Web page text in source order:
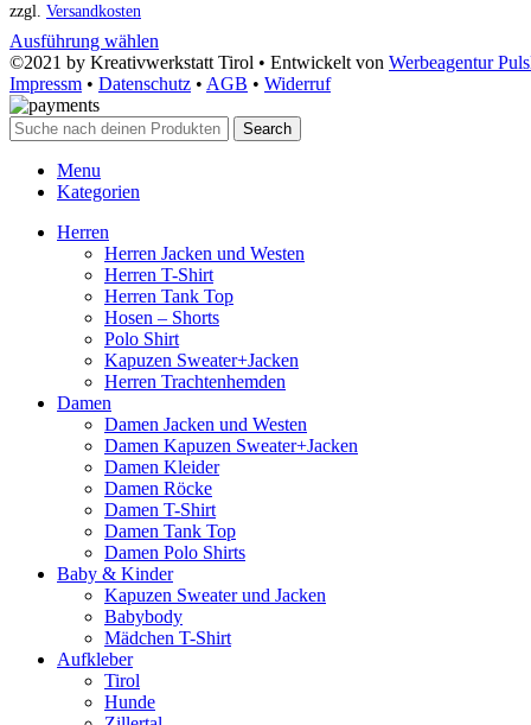
zzgl. Versandkosten
Ausführung wählen
©2021 by Kreativwerkstatt Tirol • Entwickelt von Werbeagentur
Impressm • Datenschutz • AGB • Widerruf
Search
Menu
Kategorien
Herren
Herren Jacken und Westen
Herren T-Shirt
Herren Tank Top
Hosen – Shorts
Polo Shirt
Kapuzen Sweater+Jacken
Herren Trachtenhemden
Damen
Damen Jacken und Westen
Damen Kapuzen Sweater+Jacken
Damen Kleider
Damen Röcke
Damen T-Shirt
Damen Tank Top
Damen Polo Shirts
Baby & Kinder
Kapuzen Sweater und Jacken
Babybody
Mädchen T-Shirt
Aufkleber
Tirol
Hunde